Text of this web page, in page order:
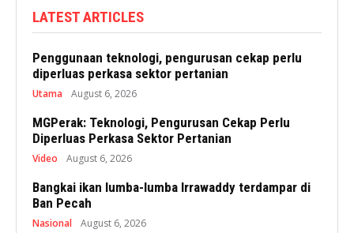
LATEST ARTICLES
Penggunaan teknologi, pengurusan cekap perlu
diperluas perkasa sektor pertanian
Utama August 6, 2026
MGPerak: Teknologi, Pengurusan Cekap Perlu
Diperluas Perkasa Sektor Pertanian
Video August 6, 2026
Bangkai ikan lumba-lumba Irrawaddy terdampar di
Ban Pecah
Nasional August 6, 2026